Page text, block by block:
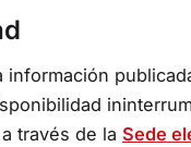
través de la Sede